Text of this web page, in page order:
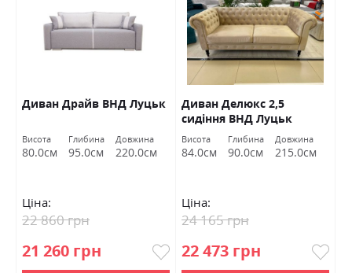
Диван Драйв ВНД Луцьк
Висота
80.0см
Глибина
95.0см
Довжина
220.0см
Ціна:
21 260 грн
22 860 грн
Диван Делюкс 2,5
сидіння ВНД Луцьк
Висота
84.0см
Глибина
90.0см
Довжина
215.0см
Ціна:
22 473 грн
24 165 грн